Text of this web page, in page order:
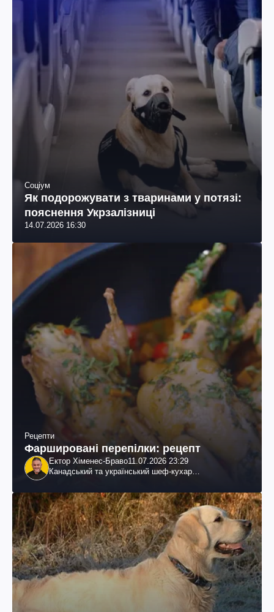
Соціум
Як подорожувати з тваринами у потязі:
пояснення Укрзалізниці
14.07.2026 16:30
Рецепти
Фаршировані перепілки: рецепт
Ектор Хіменес-Браво11.07.2026 23:29
Канадський та український шеф-кухар